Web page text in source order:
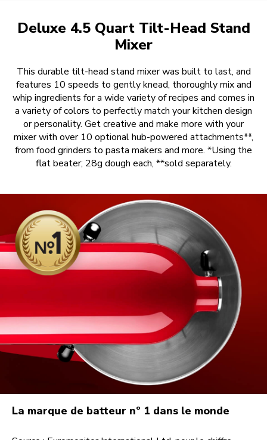
Deluxe 4.5 Quart Tilt-Head Stand
Mixer
This durable tilt-head stand mixer was built to last, and
features 10 speeds to gently knead, thoroughly mix and
whip ingredients for a wide variety of recipes and comes in
a variety of colors to perfectly match your kitchen design
or personality. Get creative and make more with your
mixer with over 10 optional hub-powered attachments**,
from food grinders to pasta makers and more. *Using the
flat beater; 28g dough each, **sold separately.
La marque de batteur nº 1 dans le monde